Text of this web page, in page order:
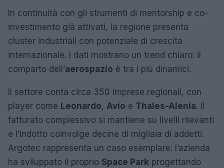
In continuità con gli strumenti di mentorship e co-
investimento già attivati, la regione presenta
cluster industriali con potenziale di crescita
internazionale. I dati mostrano un trend chiaro: il
comparto dell’aerospazio è tra i più dinamici.
Il settore conta circa 350 imprese regionali, con
player come Leonardo, Avio e Thales-Alenia. Il
fatturato complessivo si mantiene su livelli rilevanti
e l’indotto coinvolge decine di migliaia di addetti.
Argotec rappresenta un caso esemplare: l’azienda
ha sviluppato il proprio Space Park progettando